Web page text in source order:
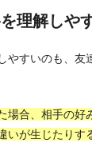
理解しや
やすいのも、友
場合、相手の好
いが生じたりす